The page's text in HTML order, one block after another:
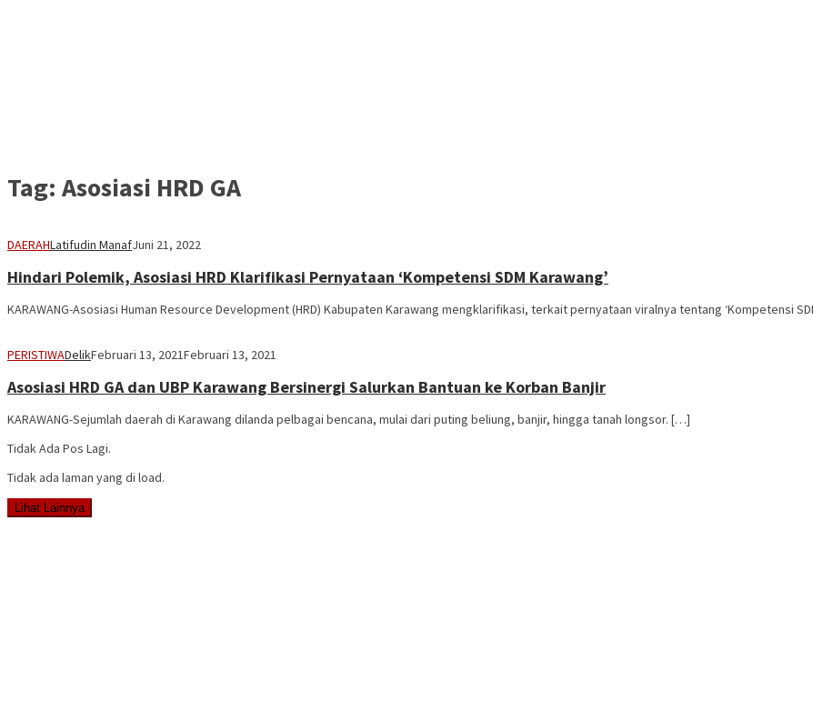
Tag: Asosiasi HRD GA
DAERAHLatifudin ManafJuni 21, 2022
Hindari Polemik, Asosiasi HRD Klarifikasi Pernyataan ‘Kompetensi SDM Karawang’
KARAWANG-Asosiasi Human Resource Development (HRD) Kabupaten Karawang mengklarifikasi, terkait pernyataan viralnya tentang ‘Kompetensi
PERISTIWADelikFebruari 13, 2021Februari 13, 2021
Asosiasi HRD GA dan UBP Karawang Bersinergi Salurkan Bantuan ke Korban Banjir
KARAWANG-Sejumlah daerah di Karawang dilanda pelbagai bencana, mulai dari puting beliung, banjir, hingga tanah longsor. […]
Tidak Ada Pos Lagi.
Tidak ada laman yang di load.
Lihat Lainnya